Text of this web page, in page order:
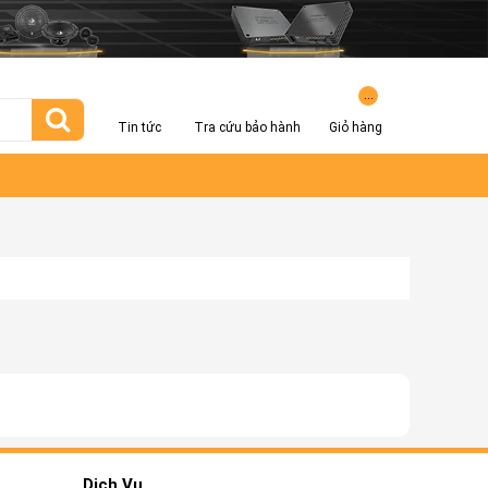
Tin tức Tra cứu bảo hành Giỏ hàng